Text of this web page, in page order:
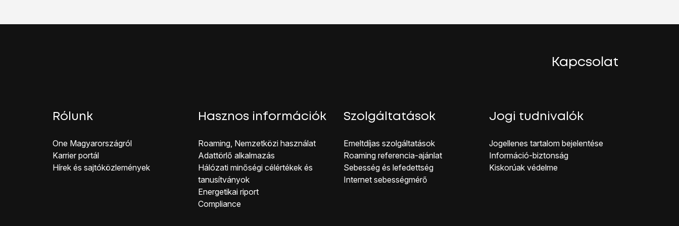
Kapcsolat
Rólunk
One Magyar országról
Karrier portál
Hírek és sajtóközlemények
Hasznos információk
Roaming, Nemzetközi használat
Adattörlő alkalmazás
Hálózati minőségi célérté kek és
tanusítványok
Energetikai riport
Co mpliance
Szolgáltatások
Emeltdíjas szolgáltatások
Roaming referencia-ajánlat
Sebesség és lefedettség
Internet sebességmérő
Jogi tudnivalók
Jogellenes ta rtalom bejelentése
Inf ormáció-biztonság
Kiskorúak véd elme